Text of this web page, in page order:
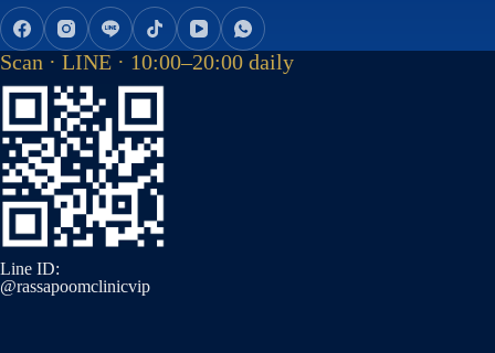
Scan · LINE · 10:00–20:00 daily
Line ID:
@rassapoomclinicvip